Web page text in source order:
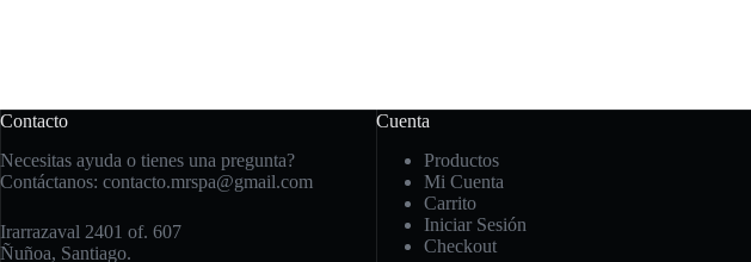
Contacto
Necesitas ayuda o tienes una pregunta?
Contáctanos: contacto.mrspa@gmail.com
Irarrazaval 2401 of. 607
Ñuñoa, Santiago.
Cuenta
Productos
Mi Cuenta
Carrito
Iniciar Sesión
Checkout